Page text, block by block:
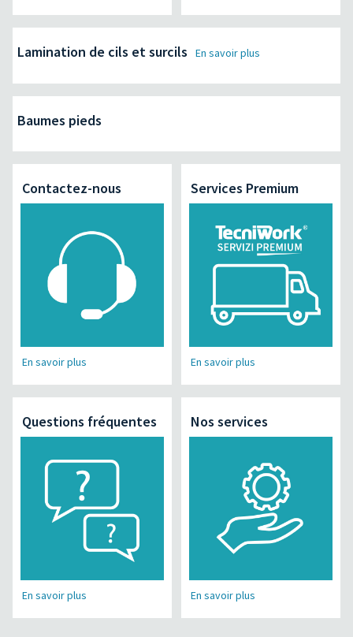
Lamination de cils et surcils En savoir plus
Baumes pieds
Contactez-nous
En savoir plus
Services Premium
En savoir plus
Questions fréquentes
En savoir plus
Nos services
En savoir plus